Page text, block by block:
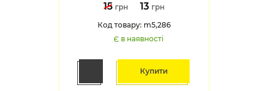
15 грн 13 грн
Код товару: m5,286
Є в наявності
Купити